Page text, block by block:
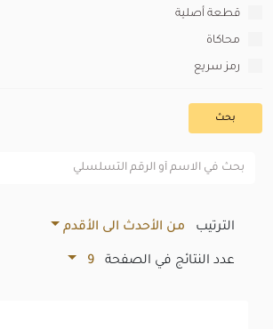
قطعة أصلية
محاكاة
رمز سريع
بحث
الترتيب من الأحدث الى الأقدم
عدد النتائج في الصفحة 9